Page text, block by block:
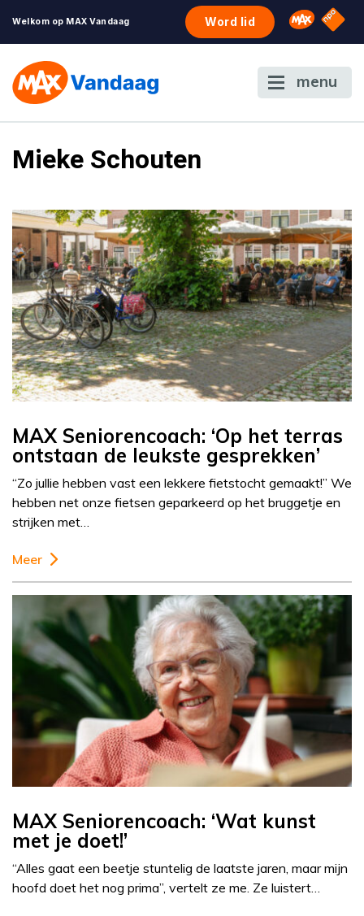
Welkom op MAX Vandaag Word lid Omroep
NPO
menu
Mieke Schouten
MAX Seniorencoach: ‘Op het terras
ontstaan de leukste gesprekken’
“Zo jullie hebben vast een lekkere fietstocht gemaakt!” We
hebben net onze fietsen geparkeerd op het bruggetje en
strijken met…
Meer
MAX Seniorencoach: ‘Wat kunst
met je doet!’
“Alles gaat een beetje stuntelig de laatste jaren, maar mijn
hoofd doet het nog prima”, vertelt ze me. Ze luistert…